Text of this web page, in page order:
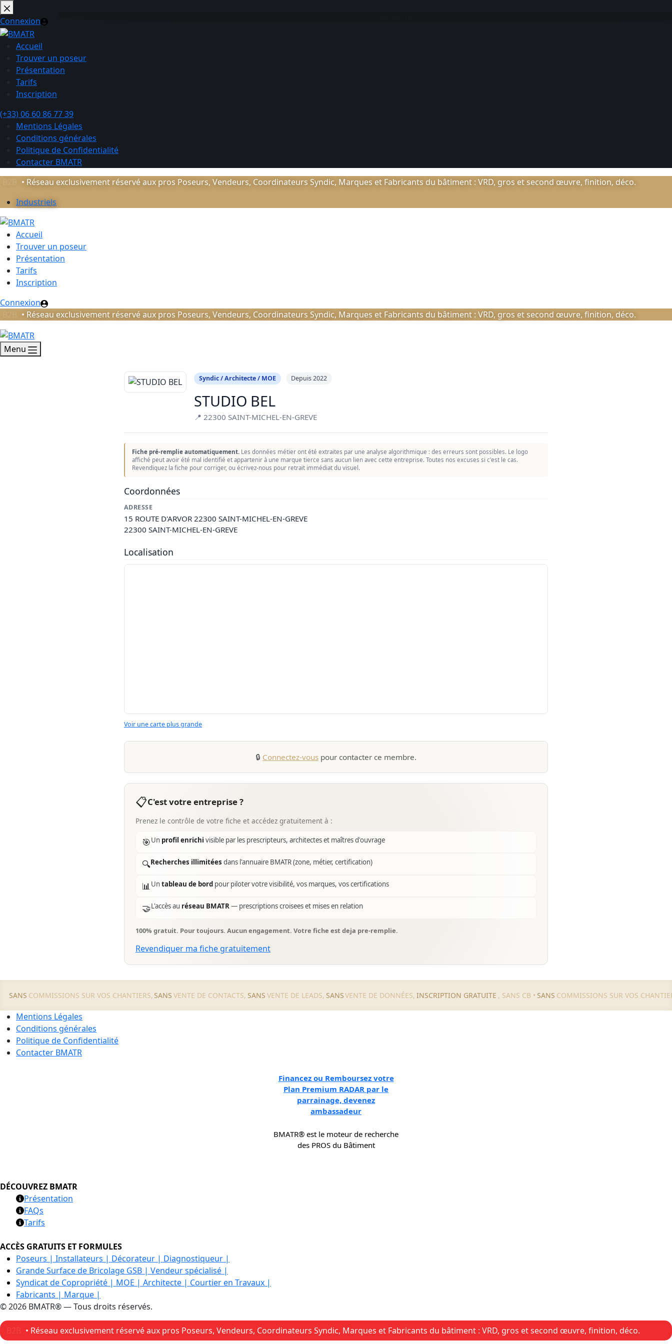
Passer
au
contenu
Connexion
Accueil
Trouver un poseur
Présentation
Tarifs
Inscription
(+33) 06 60 86 77 39
Mentions Légales
Conditions générales
Politique de Confidentialité
Contacter BMATR
• Réseau exclusivement réservé aux pros Poseurs, Vendeurs, Coordinateurs Syndic, Marques et Fabricants du bâtiment : VRD, gros et second œuvre, finition, déco.
Industriels
Accueil
Trouver un poseur
Présentation
Tarifs
Inscription
Connexion
• Réseau exclusivement réservé aux pros Poseurs, Vendeurs, Coordinateurs Syndic, Marques et Fabricants du bâtiment : VRD, gros et second œuvre, finition, déco.
Menu
Syndic / Architecte / MOE Depuis 2022
STUDIO BEL
📍 22300 SAINT-MICHEL-EN-GREVE
Fiche pré-remplie automatiquement. Les données métier ont été extraites par une analyse algorithmique : des erreurs sont possibles. Le logo
affiché peut avoir été mal identifié et appartenir à une marque tierce sans aucun lien avec cette entreprise. Toutes nos excuses si c'est le cas.
Revendiquez la fiche pour corriger, ou écrivez-nous pour retrait immédiat du visuel.
Coordonnées
ADRESSE
15 ROUTE D'ARVOR 22300 SAINT-MICHEL-EN-GREVE
22300 SAINT-MICHEL-EN-GREVE
Localisation
Voir une carte plus grande
🔒 Connectez-vous pour contacter ce membre.
📋C'est votre entreprise ?
Prenez le contrôle de votre fiche et accédez gratuitement à :
🎯Un profil enrichi visible par les prescripteurs, architectes et maîtres d'ouvrage
🔍Recherches illimitées dans l'annuaire BMATR (zone, métier, certification)
📊Untableau de bord pour piloter votre visibilité, vos marques, vos certifications
🤝L'accès au réseau BMATR— prescriptions croisees et mises en relation
100% gratuit. Pour toujours. Aucun engagement. Votre fiche est deja pre-remplie.
Revendiquer ma fiche gratuitement
SANS COMMISSIONS SUR VOS CHANTIERS, SANS VENTE DE CONTACTS, SANS VENTE DE LEADS, SANSVENTE DE DONNÉES, INSCRIPTION GRATUITE , SANS CB • SANS COMMISSIONS SUR VOS
Mentions Légales
Conditions générales
Politique de Confidentialité
Contacter BMATR
Financez ou Remboursez votre
Plan Premium RADAR par le
parrainage, devenez
ambassadeur
BMATR® est le moteur de recherche
des PROS du Bâtiment
DÉCOUVREZ BMATR
Présentation
FAQs
Tarifs
ACCÈS GRATUITS ET FORMULES
Poseurs | Installateurs | Décorateur | Diagnostiqueur |
Grande Surface de Bricolage GSB | Vendeur spécialisé |
Syndicat de Copropriété | MOE | Architecte | Courtier en Travaux |
Fabricants | Marque |
© 2026 BMATR® — Tous droits réservés.
• Réseau exclusivement réservé aux pros Poseurs, Vendeurs, Coordinateurs Syndic, Marques et Fabricants du bâtiment : VRD, gros et second œuvre, finition, déco.